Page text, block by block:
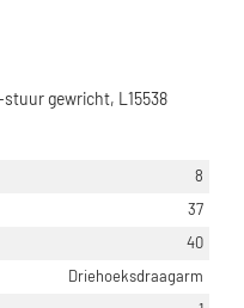
gewricht, L15538
8
37
40
Driehoeksdraagarm